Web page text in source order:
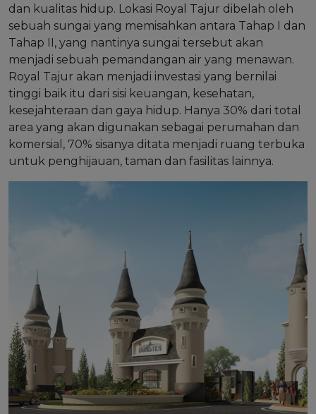
dan kualitas hidup. Lokasi Royal Tajur dibelah oleh
sebuah sungai yang memisahkan antara Tahap I dan
Tahap II, yang nantinya sungai tersebut akan
menjadi sebuah pemandangan air yang menawan.
Royal Tajur akan menjadi investasi yang bernilai
tinggi baik itu dari sisi keuangan, kesehatan,
kesejahteraan dan gaya hidup. Hanya 30% dari total
area yang akan digunakan sebagai perumahan dan
komersial, 70% sisanya ditata menjadi ruang terbuka
untuk penghijauan, taman dan fasilitas lainnya.